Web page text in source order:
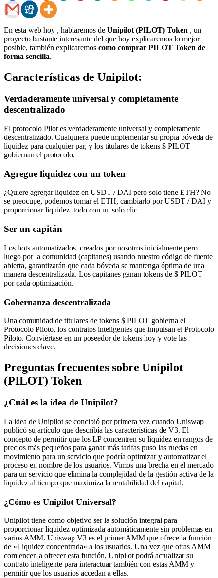
En esta web hoy , hablaremos de Unipilot (PILOT) Token , un
proyecto bastante interesante del que hoy explicaremos lo mejor
posible, también explicaremos como comprar PILOT Token de
forma sencilla.
Características de Unipilot:
Verdaderamente universal y completamente
descentralizado
El protocolo Pilot es verdaderamente universal y completamente
descentralizado. Cualquiera puede implementar su propia bóveda de
liquidez para cualquier par, y los titulares de tokens $ PILOT
gobiernan el protocolo.
Agregue liquidez con un token
¿Quiere agregar liquidez en USDT / DAI pero solo tiene ETH? No
se preocupe, podemos tomar el ETH, cambiarlo por USDT / DAI y
proporcionar liquidez, todo con un solo clic.
Ser un capitán
Los bots automatizados, creados por nosotros inicialmente pero
luego por la comunidad (capitanes) usando nuestro código de fuente
abierta, garantizarán que cada bóveda se mantenga óptima de una
manera descentralizada. Los capitanes ganan tokens de $ PILOT
por cada optimización.
Gobernanza descentralizada
Una comunidad de titulares de tokens $ PILOT gobierna el
Protocolo Piloto, los contratos inteligentes que impulsan el Protocolo
Piloto. Conviértase en un poseedor de tokens hoy y vote las
decisiones clave.
Preguntas frecuentes sobre Unipilot
(PILOT) Token
¿Cuál es la idea de Unipilot?
La idea de Unipilot se concibió por primera vez cuando Uniswap
publicó su artículo que describía las características de V3. El
concepto de permitir que los LP concentren su liquidez en rangos de
precios más pequeños para ganar más tarifas puso las ruedas en
movimiento para un servicio que podría optimizar y automatizar el
proceso en nombre de los usuarios. Vimos una brecha en el mercado
para un servicio que elimina la complejidad de la gestión activa de la
liquidez al tiempo que maximiza la rentabilidad del capital.
¿Cómo es Unipilot Universal?
Unipilot tiene como objetivo ser la solución integral para
proporcionar liquidez optimizada automáticamente sin problemas en
varios AMM. Uniswap V3 es el primer AMM que ofrece la función
de «Liquidez concentrada» a los usuarios. Una vez que otras AMM
comiencen a ofrecer esta función, Unipilot podrá actualizar su
contrato inteligente para interactuar también con estas AMM y
permitir que los usuarios accedan a ellas.